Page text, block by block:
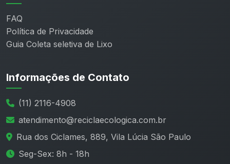
FAQ
Política de Privacidade
Guia Coleta seletiva de Lixo
Informações de Contato
(11) 2116-4908
atendimento@reciclaecologica.com.br
Rua dos Ciclames, 889, Vila Lúcia São Paulo
Seg-Sex: 8h - 18h